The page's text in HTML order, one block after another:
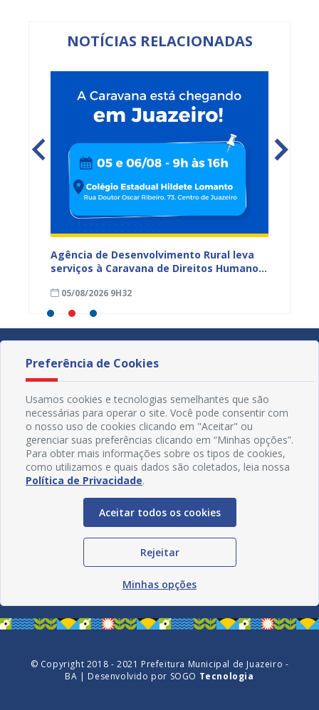
NOTÍCIAS RELACIONADAS
Agência de Desenvolvimento Rural leva
serviços à Caravana de Direitos Humanos
05/08/2026 9H32
Redes Sociais
© Copyright 2018 - 2021 Prefeitura Municipal de Juazeiro -
BA | Desenvolvido por SOGO Tecnologia
Preferência de Cookies
Usamos cookies e tecnologias semelhantes que são
necessárias para operar o site. Você pode consentir com
o nosso uso de cookies clicando em "Aceitar" ou
gerenciar suas preferências clicando em “Minhas opções”.
Para obter mais informações sobre os tipos de cookies,
como utilizamos e quais dados são coletados, leia nossa
Política de Privacidade.
Aceitar todos os cookies
Rejeitar
Minhas opções